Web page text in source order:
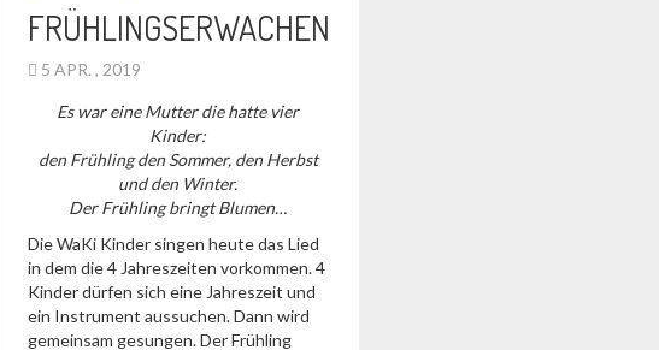
FRÜHLINGSERWACHEN
5 APR. , 2019
Es war eine Mutter die hatte vier
Kinder:
den Frühling den Sommer, den Herbst
und den Winter.
Der Frühling bringt Blumen…
Die WaKi Kinder singen heute das Lied
in dem die 4 Jahreszeiten vorkommen. 4
Kinder dürfen sich eine Jahreszeit und
ein Instrument aussuchen. Dann wird
gemeinsam gesungen. Der Frühling